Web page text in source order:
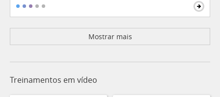
Mostrar mais
Treinamentos em vídeo